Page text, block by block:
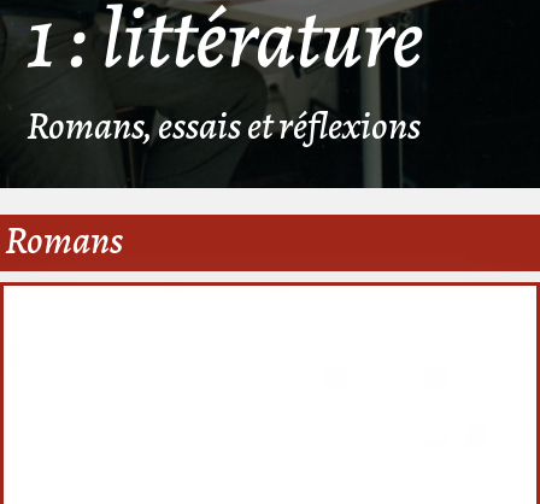
1 : littérature
Romans, essais et réflexions
Romans